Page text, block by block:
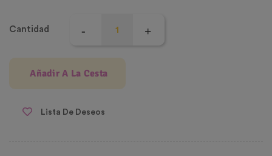
Cantidad
Añadir A La Cesta
Lista De Deseos